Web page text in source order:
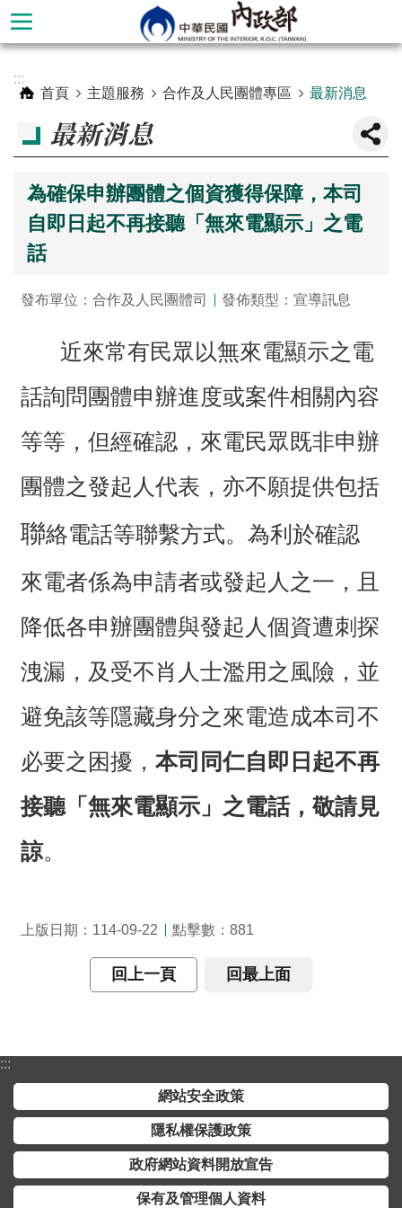
跳到主要內容區塊
階
簡
題
政
策
息
遞
主
題
服
務
互
交
意
信
雙
:::
首頁
主題服務 合作及人民團體專區 最新消息
最新消息
為確保申辦團體之個資獲得保障，本司
自即日起不再接聽「無來電顯示」之電
話
發布單位：合作及人民團體司 發佈類型：宣導訊息
近來常有民眾以無來電顯示之電
話詢問團體申辦進度或案件相關內容
等等，但經確認，來電民眾既非申辦
團體之發起人代表，亦不願提供包括
聯絡電話等聯繫方式。為利於確認
來電者係為申請者或發起人之一，且
降低各申辦團體與發起人個資遭刺探
洩漏，及受不肖人士濫用之風險，並
避免該等隱藏身分之來電造成本司不
必要之困擾， 本司同仁自即日起不再
接聽「無來電顯示」之電話，敬請見
諒。
上版日期：114-09-22 點擊數：881
回上一頁 回最上面
:::
網站安全政策
隱私權保護政策
政府網站資料開放宣告
保有及管理個人資料